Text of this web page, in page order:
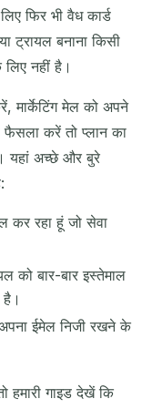
फिर भी वैध कार्ड
ट्रायल बनाना किसी
नहीं है।
मार्केटिंग मेल को अपने
करें तो प्लान का
यहां अच्छे और बुरे
कर रहा हूं जो सेवा
को बार-बार इस्तेमाल
ईमेल निजी रखने के
गाइड देखें कि